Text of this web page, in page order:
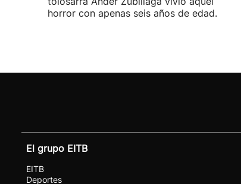
horror con apenas seis años de edad.
El grupo EITB
EITB
Deportes